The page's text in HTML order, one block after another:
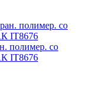
полимер. со
IT8676